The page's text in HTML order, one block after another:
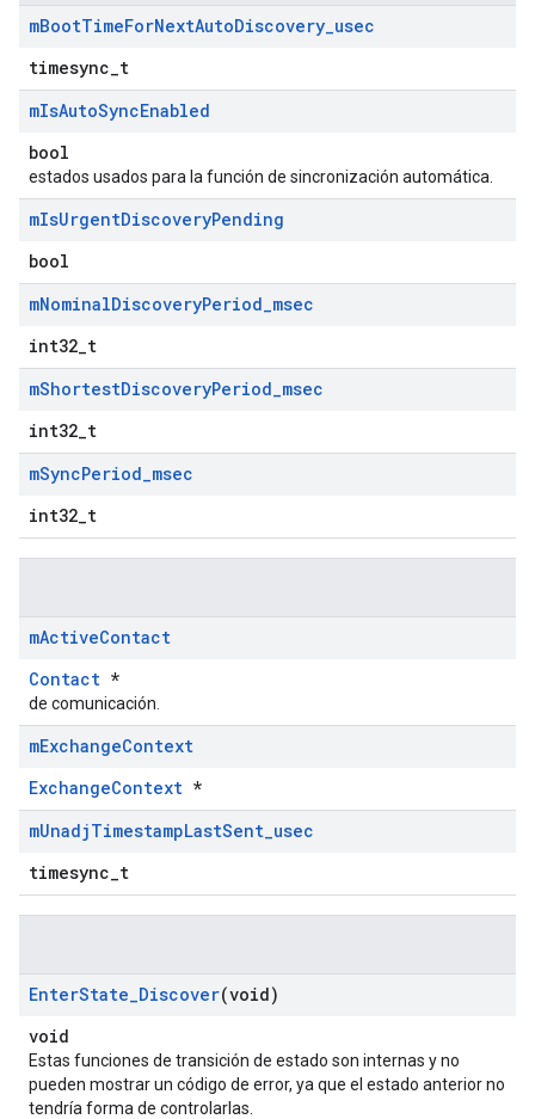
mBootTimeForNextAutoDiscovery_usec
timesync_t
mIsAutoSyncEnabled
bool
estados usados para la función de sincronización automática.
mIsUrgentDiscoveryPending
bool
mNominalDiscoveryPeriod_msec
int32_t
mShortestDiscoveryPeriod_msec
int32_t
mSyncPeriod_msec
int32_t
mActiveContact
Contact *
de comunicación.
mExchangeContext
ExchangeContext *
mUnadjTimestampLastSent_usec
timesync_t
EnterState_Discover(void)
void
Estas funciones de transición de estado son internas y no
pueden mostrar un código de error, ya que el estado anterior no
tendría forma de controlarlas.